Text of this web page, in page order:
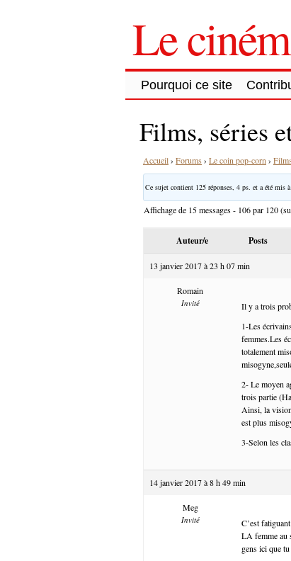
Le
Pourquoi ce site
Films, séries
Accueil› Forums › Le coin pop-corn › Films
Ce sujet contient 125 réponses, 4 ps. et a été mis
Affichage de 15 messages - 106 par 120
Auteur/e Posts
13 janvier 2017 à 23 h 07 min
Romain
Invité
Il y a trois
1-Les
femmes.Les
totalement
2- Le moyen
trois partie
Ainsi, la
est plus
3-Selon les
14 janvier 2017 à 8 h 49 min
Meg
Invité
C’est
LA femme au
gens ici que